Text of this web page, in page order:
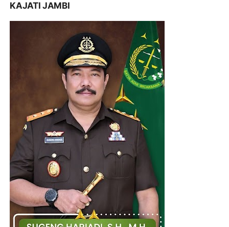
KAJATI JAMBI